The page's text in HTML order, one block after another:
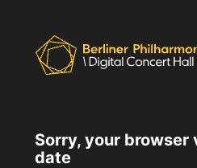
Sorry, your browser
date